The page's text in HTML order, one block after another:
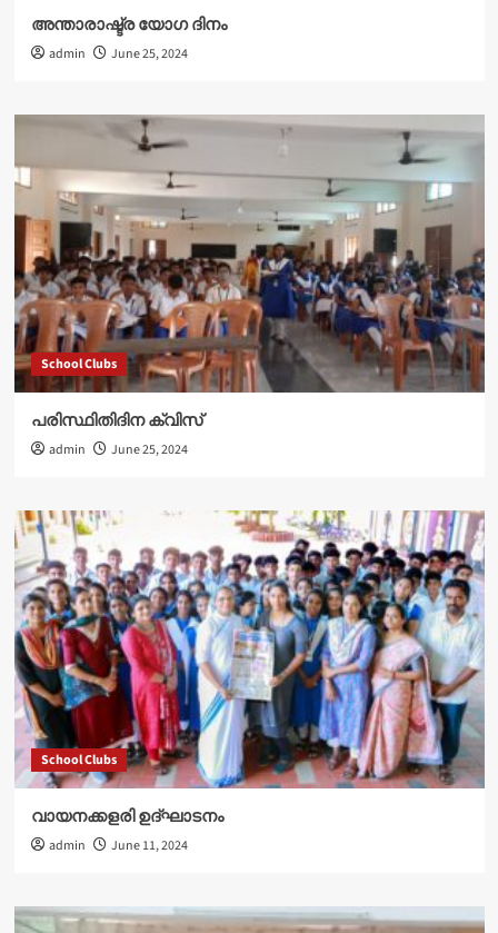
അന്താരാഷ്ട്ര യോഗ ദിനം
admin June 25, 2024
School Clubs
പരിസ്ഥിതിദിന ക്വിസ്
admin June 25, 2024
School Clubs
വായനക്കളരി ഉദ്‌ഘാടനം
admin June 11, 2024